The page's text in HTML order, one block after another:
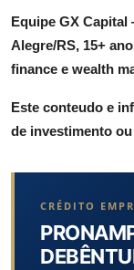
Equipe GX
Alegre/RS, 15+
finance e wealth
Este conteudo e
de investimento
CRÉDITO